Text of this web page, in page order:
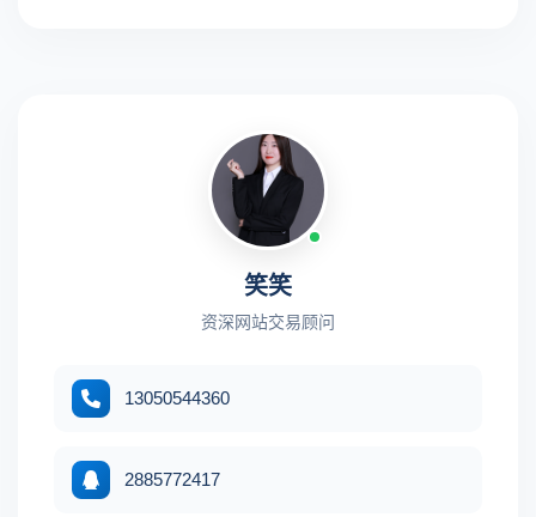
笑笑
资深网站交易顾问
13050544360
2885772417